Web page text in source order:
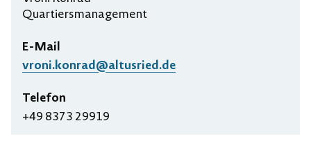
Quartiersmanagement
E-Mail
vroni.konrad@altusried.de
Telefon
+49 8373 29919